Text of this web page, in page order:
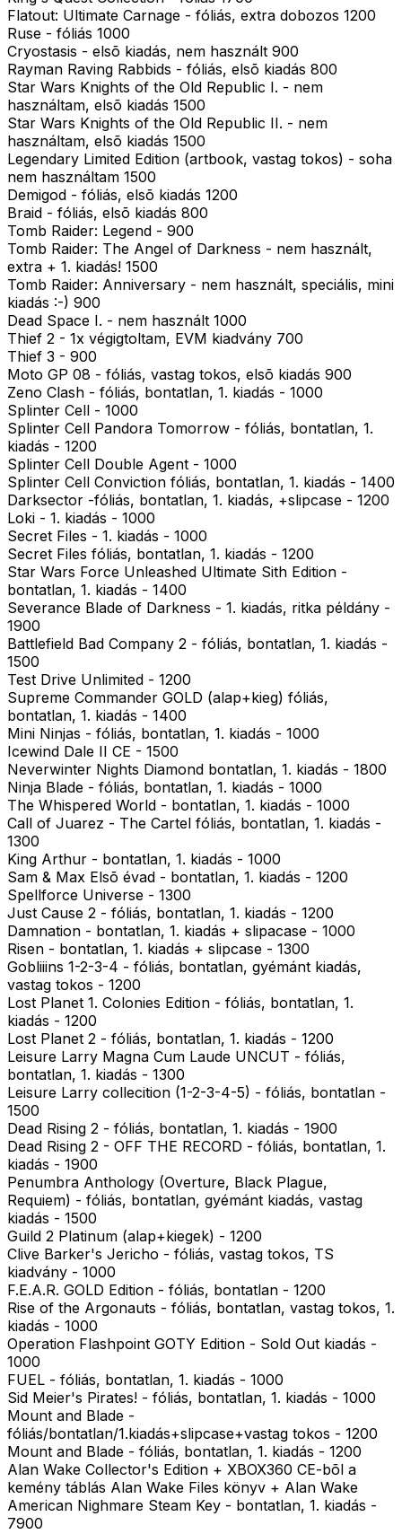
Flatout: Ultimate Carnage - fóliás, extra dobozos 1200
Ruse - fóliás 1000
Cryostasis - elsõ kiadás, nem használt 900
Rayman Raving Rabbids - fóliás, elsõ kiadás 800
Star Wars Knights of the Old Republic I. - nem
használtam, elsõ kiadás 1500
Star Wars Knights of the Old Republic II. - nem
használtam, elsõ kiadás 1500
Legendary Limited Edition (artbook, vastag tokos) - soha
nem használtam 1500
Demigod - fóliás, elsõ kiadás 1200
Braid - fóliás, elsõ kiadás 800
Tomb Raider: Legend - 900
Tomb Raider: The Angel of Darkness - nem használt,
extra + 1. kiadás! 1500
Tomb Raider: Anniversary - nem használt, speciális, mini
kiadás :-) 900
Dead Space I. - nem használt 1000
Thief 2 - 1x végigtoltam, EVM kiadvány 700
Thief 3 - 900
Moto GP 08 - fóliás, vastag tokos, elsõ kiadás 900
Zeno Clash - fóliás, bontatlan, 1. kiadás - 1000
Splinter Cell - 1000
Splinter Cell Pandora Tomorrow - fóliás, bontatlan, 1.
kiadás - 1200
Splinter Cell Double Agent - 1000
Splinter Cell Conviction fóliás, bontatlan, 1. kiadás - 1400
Darksector -fóliás, bontatlan, 1. kiadás, +slipcase - 1200
Loki - 1. kiadás - 1000
Secret Files - 1. kiadás - 1000
Secret Files fóliás, bontatlan, 1. kiadás - 1200
Star Wars Force Unleashed Ultimate Sith Edition -
bontatlan, 1. kiadás - 1400
Severance Blade of Darkness - 1. kiadás, ritka példány -
1900
Battlefield Bad Company 2 - fóliás, bontatlan, 1. kiadás -
1500
Test Drive Unlimited - 1200
Supreme Commander GOLD (alap+kieg) fóliás,
bontatlan, 1. kiadás - 1400
Mini Ninjas - fóliás, bontatlan, 1. kiadás - 1000
Icewind Dale II CE - 1500
Neverwinter Nights Diamond bontatlan, 1. kiadás - 1800
Ninja Blade - fóliás, bontatlan, 1. kiadás - 1000
The Whispered World - bontatlan, 1. kiadás - 1000
Call of Juarez - The Cartel fóliás, bontatlan, 1. kiadás -
1300
King Arthur - bontatlan, 1. kiadás - 1000
Sam & Max Elsõ évad - bontatlan, 1. kiadás - 1200
Spellforce Universe - 1300
Just Cause 2 - fóliás, bontatlan, 1. kiadás - 1200
Damnation - bontatlan, 1. kiadás + slipacase - 1000
Risen - bontatlan, 1. kiadás + slipcase - 1300
Gobliiins 1-2-3-4 - fóliás, bontatlan, gyémánt kiadás,
vastag tokos - 1200
Lost Planet 1. Colonies Edition - fóliás, bontatlan, 1.
kiadás - 1200
Lost Planet 2 - fóliás, bontatlan, 1. kiadás - 1200
Leisure Larry Magna Cum Laude UNCUT - fóliás,
bontatlan, 1. kiadás - 1300
Leisure Larry collecition (1-2-3-4-5) - fóliás, bontatlan -
1500
Dead Rising 2 - fóliás, bontatlan, 1. kiadás - 1900
Dead Rising 2 - OFF THE RECORD - fóliás, bontatlan, 1.
kiadás - 1900
Penumbra Anthology (Overture, Black Plague,
Requiem) - fóliás, bontatlan, gyémánt kiadás, vastag
kiadás - 1500
Guild 2 Platinum (alap+kiegek) - 1200
Clive Barker's Jericho - fóliás, vastag tokos, TS
kiadvány - 1000
F.E.A.R. GOLD Edition - fóliás, bontatlan - 1200
Rise of the Argonauts - fóliás, bontatlan, vastag tokos, 1.
kiadás - 1000
Operation Flashpoint GOTY Edition - Sold Out kiadás -
1000
FUEL - fóliás, bontatlan, 1. kiadás - 1000
Sid Meier's Pirates! - fóliás, bontatlan, 1. kiadás - 1000
Mount and Blade -
fóliás/bontatlan/1.kiadás+slipcase+vastag tokos - 1200
Mount and Blade - fóliás, bontatlan, 1. kiadás - 1200
Alan Wake Collector's Edition + XBOX360 CE-bõl a
kemény táblás Alan Wake Files könyv + Alan Wake
American Nighmare Steam Key - bontatlan, 1. kiadás -
7900